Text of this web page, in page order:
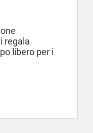
regala
libero per i